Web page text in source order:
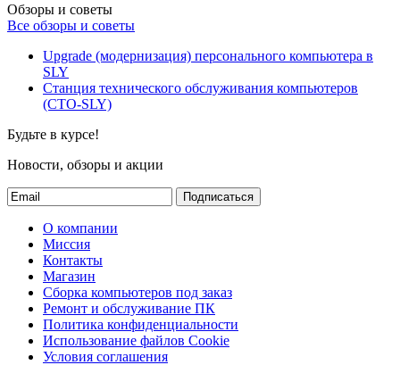
Обзоры и советы
Все обзоры и советы
Upgrade (модернизация) персонального компьютера в
SLY
Станция технического обслуживания компьютеров
(СТО-SLY)
Будьте в курсе!
Новости, обзоры и акции
Подписаться
О компании
Миссия
Контакты
Магазин
Сборка компьютеров под заказ
Ремонт и обслуживание ПК
Политика конфиденциальности
Использование файлов Cookie
Условия соглашения